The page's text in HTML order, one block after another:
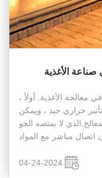
الأغذية
معالجة الأغذية. أولاً ،
تأثير حراري جيد ، ويمكن
لا يمتصه الجو
اتصال مباشر مع المواد
04-24-2024